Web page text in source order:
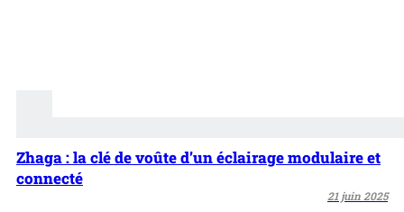
Zhaga : la clé de voûte d’un éclairage modulaire et
connecté
21 juin 2025